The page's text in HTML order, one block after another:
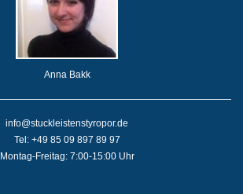
Anna Bakk
info@stuckleistenstyropor.de
Tel: +49 85 09 897 89 97
Montag-Freitag: 7:00-15:00 Uhr